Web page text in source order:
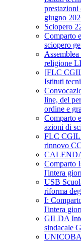
prestazioni
giugno
Sciopero
Comparto
sciopero
religione
[FLC
Istituti
line, del
ordine e
Comparto
azioni di
FLC CGIL
rinnovo
Comparto
l'intera
USB
riforma
I:
l'intera
GILDA
sindacale